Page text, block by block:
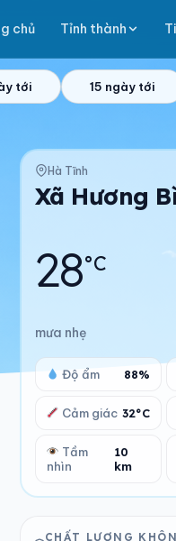
chủ Tỉnh thành
tới 15 ngày tới
Hà Tĩnh
Xã Hương
28°C
mưa nhẹ
Độ ẩm 88%
Cảm giác 32°C
Tầm
nhìn
10
km
CHẤT LƯỢNG